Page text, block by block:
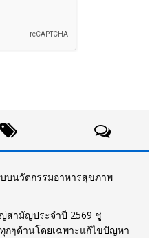
บนวัตกรรมอาหารสุขภาพ
สามัญประจำปี 2569 ชู
ๆด้านโดยเฉพาะแก้ไขปัญหา